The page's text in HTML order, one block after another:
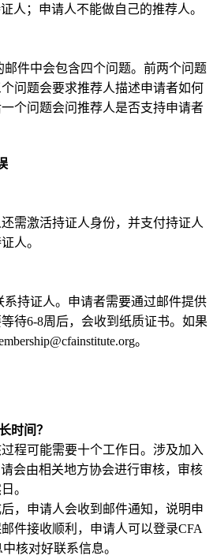
人；申请人不能做自己的推荐人。
邮件中会包含四个问题。前两个问题
问题会要求推荐人描述申请者如何
个问题会问推荐人是否支持申请者
需激活持证人身份，并支付持证人
人。
系持证人。申请者需要通过邮件提供
待6-8周后，会收到纸质证书。如果
。
时间？
程可能需要十个工作日。涉及加入
会由相关地方协会进行审核，审核
。
，申请人会收到邮件通知，说明申
件接收顺利，申请人可以登录CFA
核对好联系信息。